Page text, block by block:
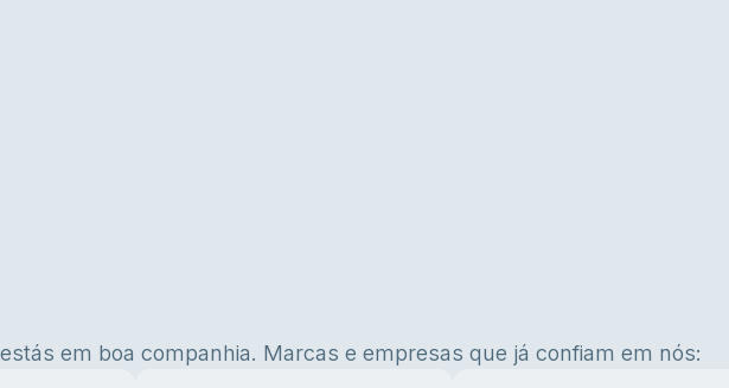
em boa companhia. Marcas e empresas que já confiam em nós: